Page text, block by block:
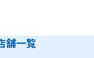
舗一覧